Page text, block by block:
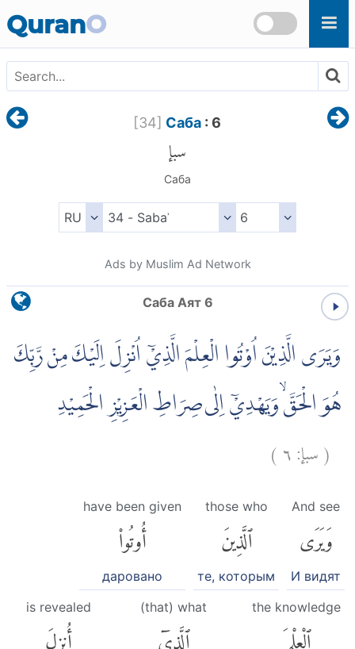
QuranO
[34] Саба : 6
سبإ
Саба
Ads by Muslim Ad Network
Саба Аят 6
وَيَرَى الَّذِيْنَ اُوْتُوا الْعِلْمَ الَّذِيْٓ اُنْزِلَ اِلَيْكَ مِنْ رَّبِّكَ
هُوَ الْحَقَّۙ وَيَهْدِيْٓ اِلٰى صِرَاطِ الْعَزِيْزِ الْحَمِيْدِ
(سبإ:٦)
And see
وَيَرَى
И видят
those who
ٱلَّذِينَ
те, которым
have been given
أُوتُوا۟
даровано
the knowledge
ٱلْعِلْمَ
(that) what
ٱلَّذِىٓ
is revealed
أُنزِلَ